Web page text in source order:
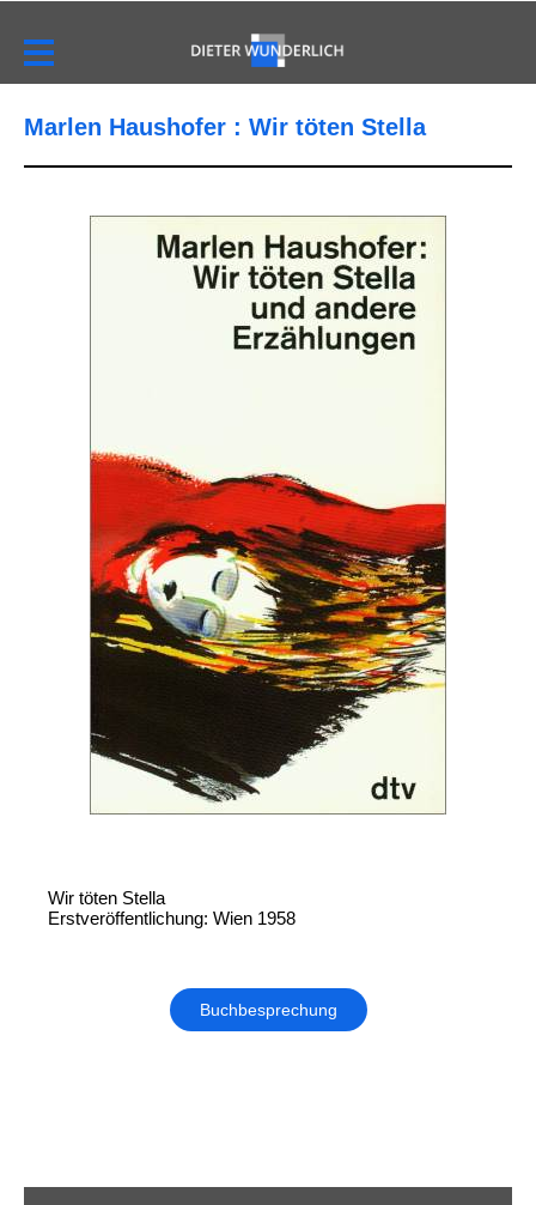
Marlen Haushofer : Wir töten Stella
Wir töten Stella
Erstveröffentlichung: Wien 1958
Buchbesprechung